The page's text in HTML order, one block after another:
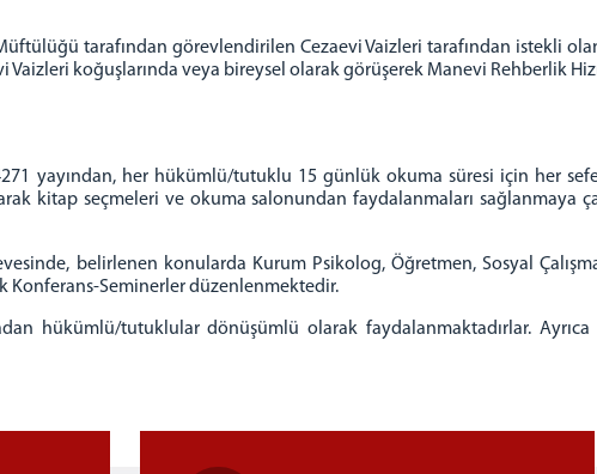
tarafından görevlendirilen Cezaevi Vaizleri tarafından istekli
koğuşlarında veya bireysel olarak görüşerek Manevi Rehberlik
her hükümlü/tutuklu 15 günlük okuma süresi için her
kitap seçmeleri ve okuma salonundan faydalanmaları sağlanmaya
belirlenen konularda Kurum Psikolog, Öğretmen, Sosyal
Konferans-Seminerler düzenlenmektedir.
hükümlü/tutuklular dönüşümlü olarak faydalanmaktadırlar.